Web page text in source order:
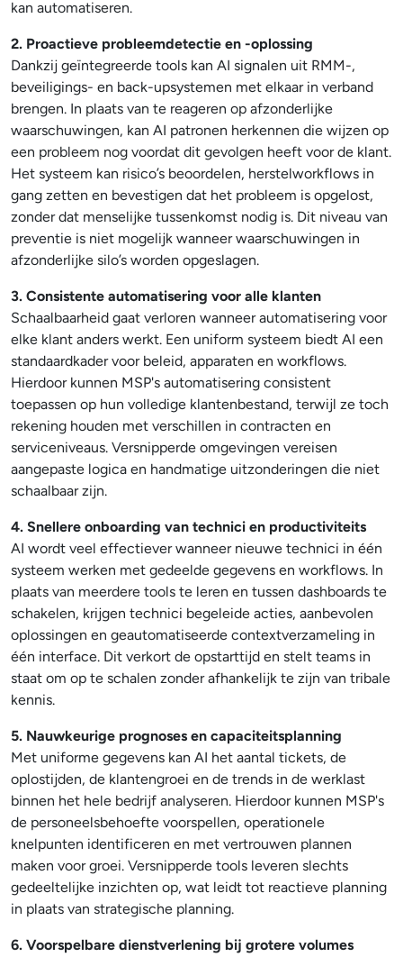
kan automatiseren.
2. Proactieve probleemdetectie en -oplossing
Dankzij geïntegreerde tools kan AI signalen uit RMM-,
beveiligings- en back-upsystemen met elkaar in verband
brengen. In plaats van te reageren op afzonderlijke
waarschuwingen, kan AI patronen herkennen die wijzen op
een probleem nog voordat dit gevolgen heeft voor de klant.
Het systeem kan risico’s beoordelen, herstelworkflows in
gang zetten en bevestigen dat het probleem is opgelost,
zonder dat menselijke tussenkomst nodig is. Dit niveau van
preventie is niet mogelijk wanneer waarschuwingen in
afzonderlijke silo’s worden opgeslagen.
3. Consistente automatisering voor alle klanten
Schaalbaarheid gaat verloren wanneer automatisering voor
elke klant anders werkt. Een uniform systeem biedt AI een
standaardkader voor beleid, apparaten en workflows.
Hierdoor kunnen MSP's automatisering consistent
toepassen op hun volledige klantenbestand, terwijl ze toch
rekening houden met verschillen in contracten en
serviceniveaus. Versnipperde omgevingen vereisen
aangepaste logica en handmatige uitzonderingen die niet
schaalbaar zijn.
4. Snellere onboarding van technici en productiviteits
AI wordt veel effectiever wanneer nieuwe technici in één
systeem werken met gedeelde gegevens en workflows. In
plaats van meerdere tools te leren en tussen dashboards te
schakelen, krijgen technici begeleide acties, aanbevolen
oplossingen en geautomatiseerde contextverzameling in
één interface. Dit verkort de opstarttijd en stelt teams in
staat om op te schalen zonder afhankelijk te zijn van tribale
kennis.
5. Nauwkeurige prognoses en capaciteitsplanning
Met uniforme gegevens kan AI het aantal tickets, de
oplostijden, de klantengroei en de trends in de werklast
binnen het hele bedrijf analyseren. Hierdoor kunnen MSP's
de personeelsbehoefte voorspellen, operationele
knelpunten identificeren en met vertrouwen plannen
maken voor groei. Versnipperde tools leveren slechts
gedeeltelijke inzichten op, wat leidt tot reactieve planning
in plaats van strategische planning.
6. Voorspelbare dienstverlening bij grotere volumes